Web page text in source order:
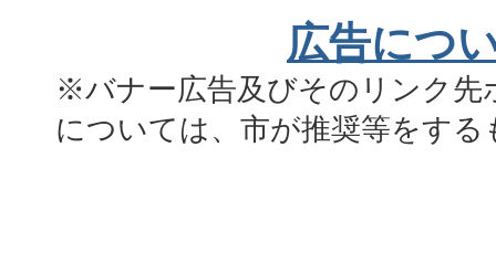
広告につ
※バナー広告及びそのリンク先
については、市が推奨等をす